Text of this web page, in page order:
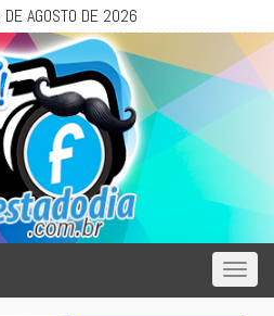
DE AGOSTO DE 2026
Toggle